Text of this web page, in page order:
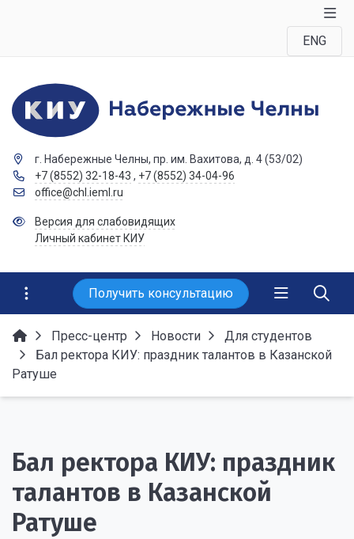
ENG
г. Набережные Челны, пр. им. Вахитова, д. 4 (53/02)
+7 (8552) 32-18-43 , +7 (8552) 34-04-96
office@chl.ieml.ru
Версия для слабовидящих
Личный кабинет КИУ
Получить консультацию
Пресс-центр Новости
Для студентов
Бал ректора КИУ: праздник талантов в Казанской
Ратуше
Бал ректора КИУ: праздник
талантов в Казанской
Ратуше